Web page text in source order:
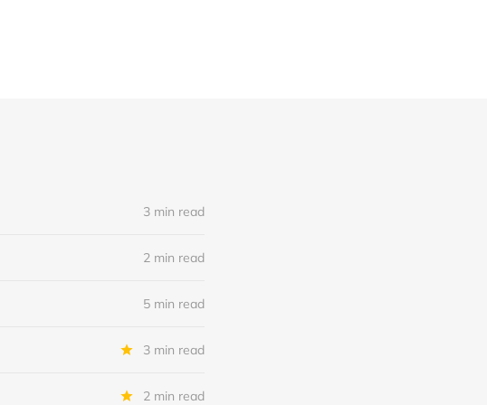
3 min read
2 min read
5 min read
3 min read
2 min read